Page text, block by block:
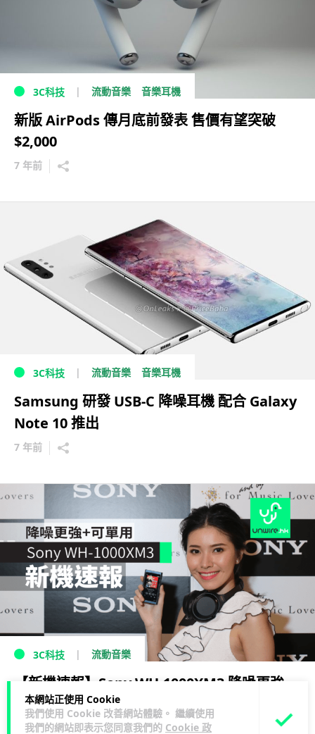
本網站正使用 Cookie
我們使用 Cookie 改善網站體驗。 繼續使用
我們的網站即表示您同意我們的 Cookie 政
3C科技 流動音樂 音樂耳機
新版 AirPods 傳月底前發表 售價有望突破
$2,000
7 年前
3C科技 流動音樂 音樂耳機
Samsung 研發 USB-C 降噪耳機 配合 Galaxy
Note 10 推出
7 年前
3C科技 流動音樂
【新機速報】Sony WH-1000XM3 降噪更強
+可單用
8 年前